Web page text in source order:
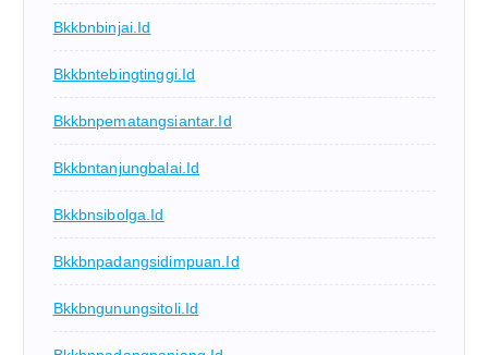
Bkkbnbinjai.id
Bkkbntebingtinggi.id
Bkkbnpematangsiantar.id
Bkkbntanjungbalai.id
Bkkbnsibolga.id
Bkkbnpadangsidimpuan.id
Bkkbngunungsitoli.id